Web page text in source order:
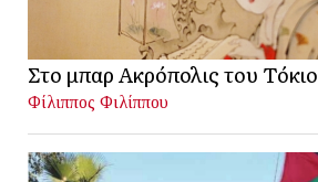
Στο μπαρ Ακρόπολις του Τόκιο
Φίλιππος Φιλίππου